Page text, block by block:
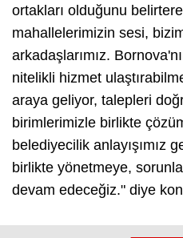
ortakları olduğunu
mahallelerimizin sesi,
arkadaşlarımız.
nitelikli hizmet
araya geliyor, talepleri
birimlerimizle birlikte
belediyecilik anlayışımız
birlikte yönetmeye,
devam edeceğiz." diye